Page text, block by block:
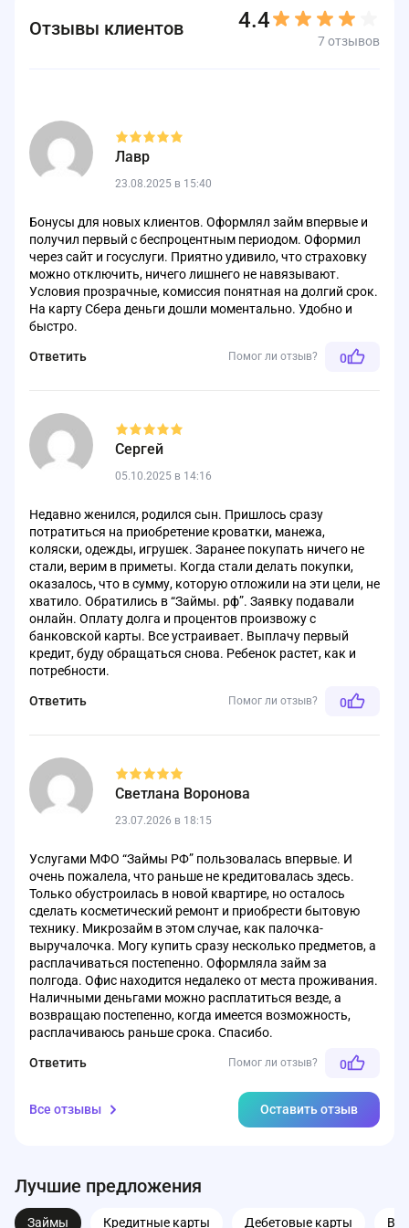
Отзывы клиентов 4.4
7 отзывов
Лавр
23.08.2025 в 15:40
Бонусы для новых клиентов. Оформлял займ впервые и
получил первый с беспроцентным периодом. Оформил
через сайт и госуслуги. Приятно удивило, что страховку
можно отключить, ничего лишнего не навязывают.
Условия прозрачные, комиссия понятная на долгий срок.
На карту Сбера деньги дошли моментально. Удобно и
быстро.
Ответить Помог ли отзыв? 0
Сергей
05.10.2025 в 14:16
Недавно женился, родился сын. Пришлось сразу
потратиться на приобретение кроватки, манежа,
коляски, одежды, игрушек. Заранее покупать ничего не
стали, верим в приметы. Когда стали делать покупки,
оказалось, что в сумму, которую отложили на эти цели, не
хватило. Обратились в “Займы. рф”. Заявку подавали
онлайн. Оплату долга и процентов произвожу с
банковской карты. Все устраивает. Выплачу первый
кредит, буду обращаться снова. Ребенок растет, как и
потребности.
Ответить Помог ли отзыв? 0
Светлана Воронова
23.07.2026 в 18:15
Услугами МФО “Займы РФ” пользовалась впервые. И
очень пожалела, что раньше не кредитовалась здесь.
Только обустроилась в новой квартире, но осталось
сделать косметический ремонт и приобрести бытовую
технику. Микрозайм в этом случае, как палочка-
выручалочка. Могу купить сразу несколько предметов, а
расплачиваться постепенно. Оформляла займ за
полгода. Офис находится недалеко от места проживания.
Наличными деньгами можно расплатиться везде, а
возвращаю постепенно, когда имеется возможность,
расплачиваюсь раньше срока. Спасибо.
Ответить Помог ли отзыв? 0
Все отзывы Оставить отзыв
Лучшие предложения
Займы Кредитные карты Дебетовые карты